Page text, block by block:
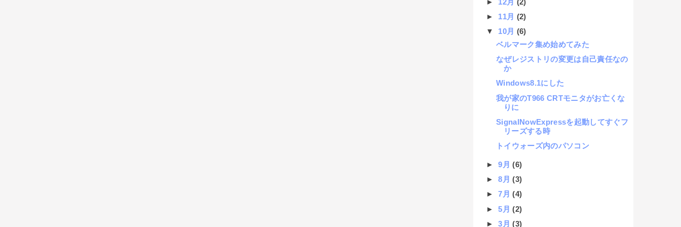
► 11月 (2)
▼ 10月 (6)
ベルマーク集め始めてみた
なぜレジストリの変更は自己責任なの
か
Windows8.1にした
我が家のT966 CRTモニタがお亡くな
りに
SignalNowExpressを起動してすぐフ
リーズする時
トイウォーズ内のパソコン
►9月(6)
►8月(3)
►7月(4)
►5月(2)
►3月(3)